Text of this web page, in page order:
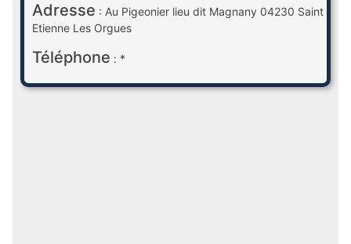
Adresse : Au Pigeonier lieu dit Magnany 04230 Saint
Etienne Les Orgues
Téléphone : *